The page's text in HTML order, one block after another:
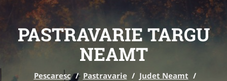
PASTRAVARIE TARGU
NEAMT
Pescaresc / Pastravarie / Judet Neamt /